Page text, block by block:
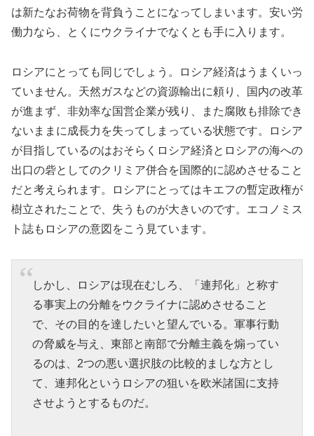
は新たなお荷物を背負うことになってしまいます。安い労
働力なら、とくにウクライナでなくとも手に入ります。
ロシアにとっても同じでしょう。ロシア経済はうまくいっ
ていません。天然ガスなどの資源輸出に頼り、国内の改革
が進まず、非効率な国営企業が残り、また腐敗も排除でき
ないままに成長力を失ってしまっている状態です。ロシア
が目指しているのはおそらくロシア経済とロシアの海への
出口の砦としてのクリミア併合を国際的に認めさせること
だと考えられます。ロシアにとってはキエフの暫定政権が
樹立されたことで、失うものが大きいのです。エコノミス
ト誌もロシアの意図をこう見ています。
しかし、ロシアは現在むしろ、「連邦化」と称す
る事実上の分離をウクライナに認めさせること
で、その目的を達したいと望んでいる。軍事行動
の脅威を与え、東部と南部で分離主義を煽ってい
るのは、2つの悪い選択肢の比較的ましな方とし
て、連邦化というロシアの狙いを欧米諸国に支持
させようとするものだ。